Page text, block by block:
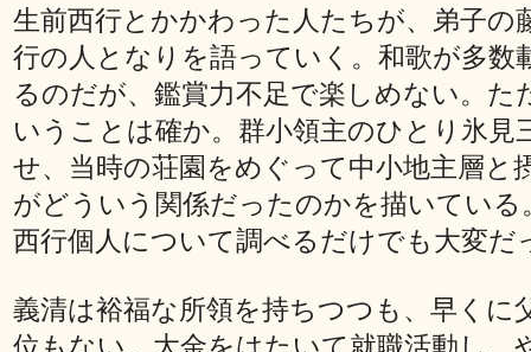
生前西行とかかわった人たちが、弟子の
行の人となりを語っていく。和歌が多数
るのだが、鑑賞力不足で楽しめない。た
いうことは確か。群小領主のひとり氷見
せ、当時の荘園をめぐって中小地主層と
がどういう関係だったのかを描いている
西行個人について調べるだけでも大変だ
義清は裕福な所領を持ちつつも、早くに